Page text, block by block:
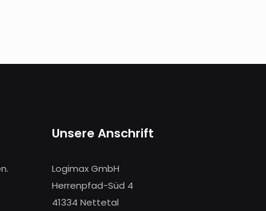
Unsere Anschrift
Logimax GmbH
Herrenpfad-Süd 4
41334 Nettetal